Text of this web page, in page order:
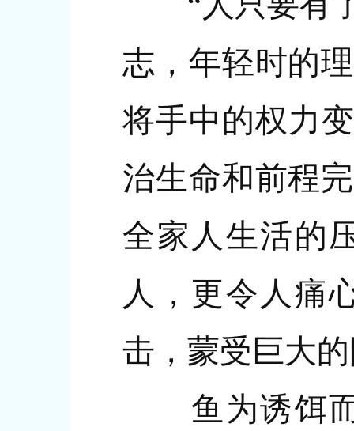
志，年轻时的
将手中的权力
治生命和前程
全家人生活的
人，更令人痛
击，蒙受巨大
鱼为诱饵而